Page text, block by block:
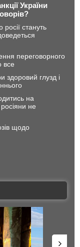
України
стануть
переговорного
все
здоровий глузд і
на
не
щодо